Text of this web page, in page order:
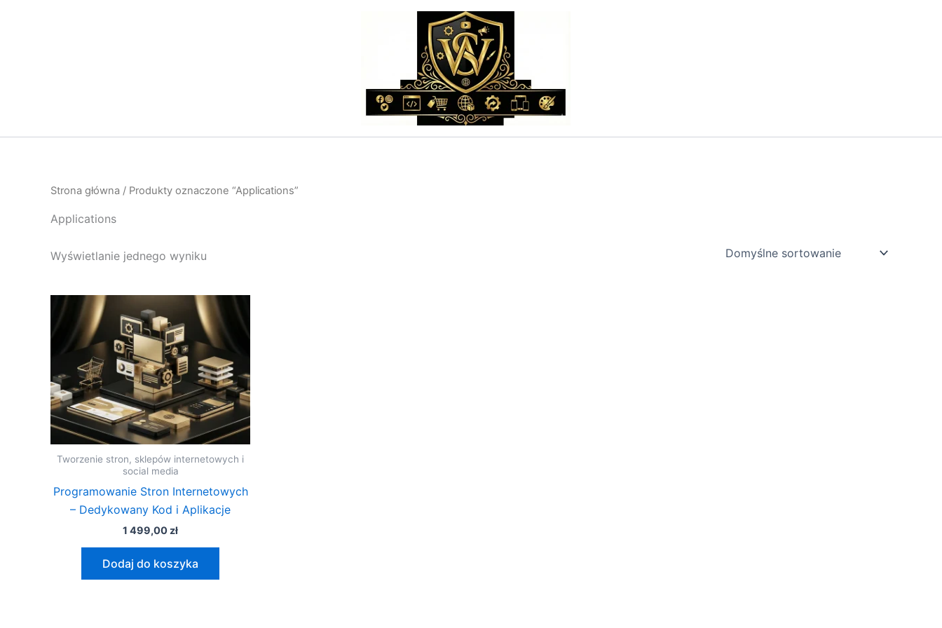
Strona główna / Produkty oznaczone “Applications”
Applications
Wyświetlanie jednego wyniku
Tworzenie stron, sklepów internetowych i
social media
Programowanie Stron Internetowych
– Dedykowany Kod i Aplikacje
1 499,00 zł
Dodaj do koszyka